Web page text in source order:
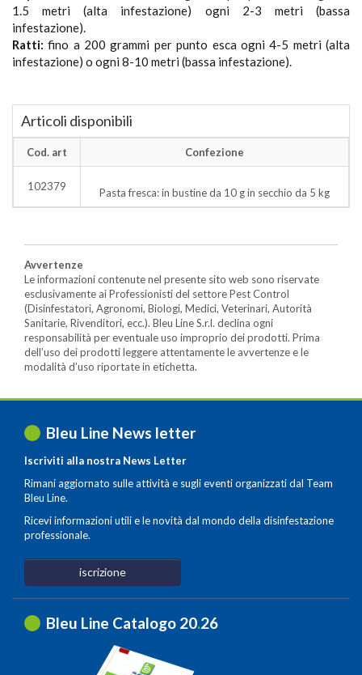
1.5 metri (alta infestazione) ogni 2-3 metri (bassa
infestazione).
Ratti: fino a 200 grammi per punto esca ogni 4-5 metri (alta
infestazione) o ogni 8-10 metri (bassa infestazione).
Articoli disponibili
Cod. art Confezione
102379 Pasta fresca: in bustine da 10 g in secchio da 5 kg
Avvertenze
Le informazioni contenute nel presente sito web sono riservate
esclusivamente ai Professionisti del settore Pest Control
(Disinfestatori, Agronomi, Biologi, Medici, Veterinari, Autorità
Sanitarie, Rivenditori, ecc.). Bleu Line S.r.l. declina ogni
responsabilità per eventuale uso improprio dei prodotti. Prima
dell’uso dei prodotti leggere attentamente le avvertenze e le
modalità d’uso riportate in etichetta.
Bleu Line News letter
Iscriviti alla nostra News Letter
Rimani aggiornato sulle attività e sugli eventi organizzati dal Team
Bleu Line.
Ricevi informazioni utili e le novità dal mondo della disinfestazione
professionale.
iscrizione
Bleu Line Catalogo 20.26